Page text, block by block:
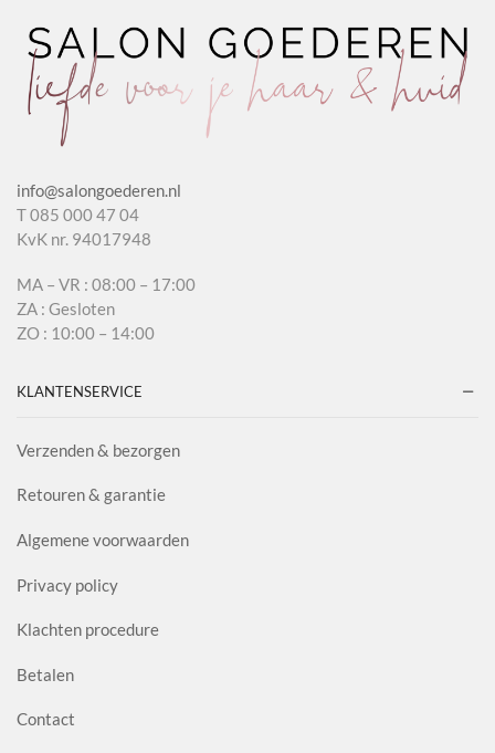
info@salongoederen.nl
T 085 000 47 04
KvK nr. 94017948
MA – VR : 08:00 – 17:00
ZA : Gesloten
ZO : 10:00 – 14:00
KLANTENSERVICE
Verzenden & bezorgen
Retouren & garantie
Algemene voorwaarden
Privacy policy
Klachten procedure
Betalen
Contact